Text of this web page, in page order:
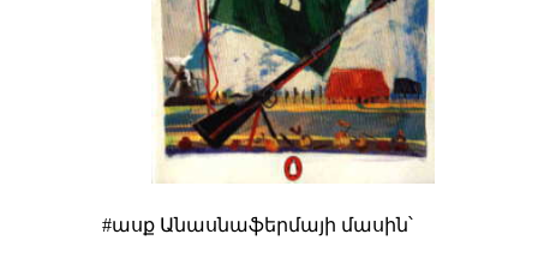
#ասք Անասնաֆերմայի մասին՝